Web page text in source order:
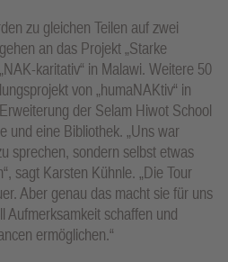
zu gleichen Teilen auf zwei
an das Projekt „Starke
karitativ“ in Malawi. Weitere 50
von „humaNAKtiv“ in
der Selam Hiwot School
und eine Bibliothek. „Uns war
sprechen, sondern selbst etwas
sagt Karsten Kühnle. „Die Tour
Aber genau das macht sie für uns
Aufmerksamkeit schaffen und
ermöglichen.“